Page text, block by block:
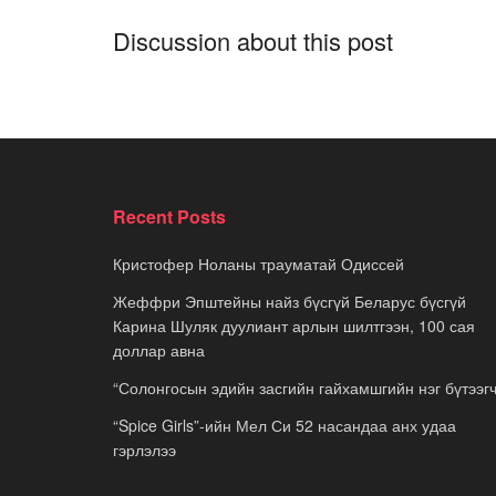
Discussion about this post
Recent Posts
Кристофер Ноланы трауматай Одиссей
Жеффри Эпштейны найз бүсгүй Беларус бүсгүй
Карина Шуляк дуулиант арлын шилтгээн, 100 сая
доллар авна
“Солонгосын эдийн засгийн гайхамшгийн нэг
“Spice Girls”-ийн Мел Си 52 насандаа анх удаа
гэрлэлээ